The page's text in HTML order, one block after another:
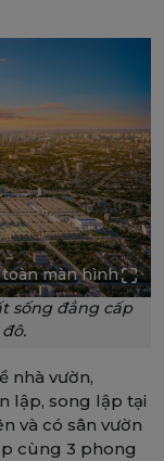
toàn màn hình
sống đẳng cấp
nhà vườn,
lập, song lập tại
và có sân vườn
cùng 3 phong